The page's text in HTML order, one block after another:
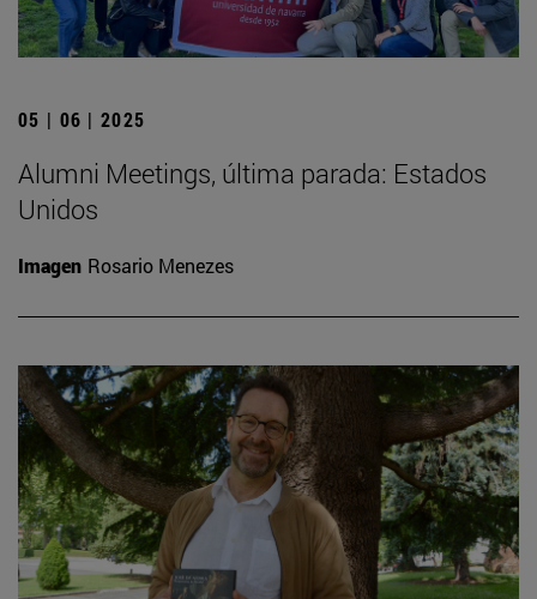
05 | 06 | 2025
Alumni Meetings, última parada: Estados
Unidos
Imagen Rosario Menezes